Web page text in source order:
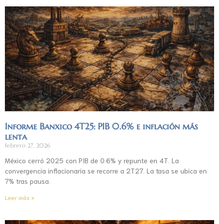
Informe Banxico 4T25: PIB 0.6% e inflación más
lenta
febrero 27, 2026
México cerró 2025 con PIB de 0.6% y repunte en 4T. La
convergencia inflacionaria se recorre a 2T27. La tasa se ubica en
7% tras pausa.
Leer más »